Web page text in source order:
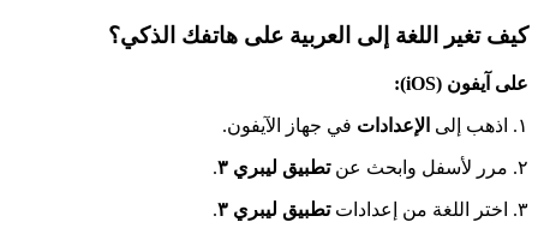
كيف تغير اللغة إلى العربية على هاتفك الذكي؟
على آيفون (iOS):
١. اذهب إلى الإعدادات في جهاز الآيفون.
٢. مرر لأسفل وابحث عن تطبيق ليبري ٣ .
٣. اختر اللغة من إعدادات تطبيق ليبري ٣ .